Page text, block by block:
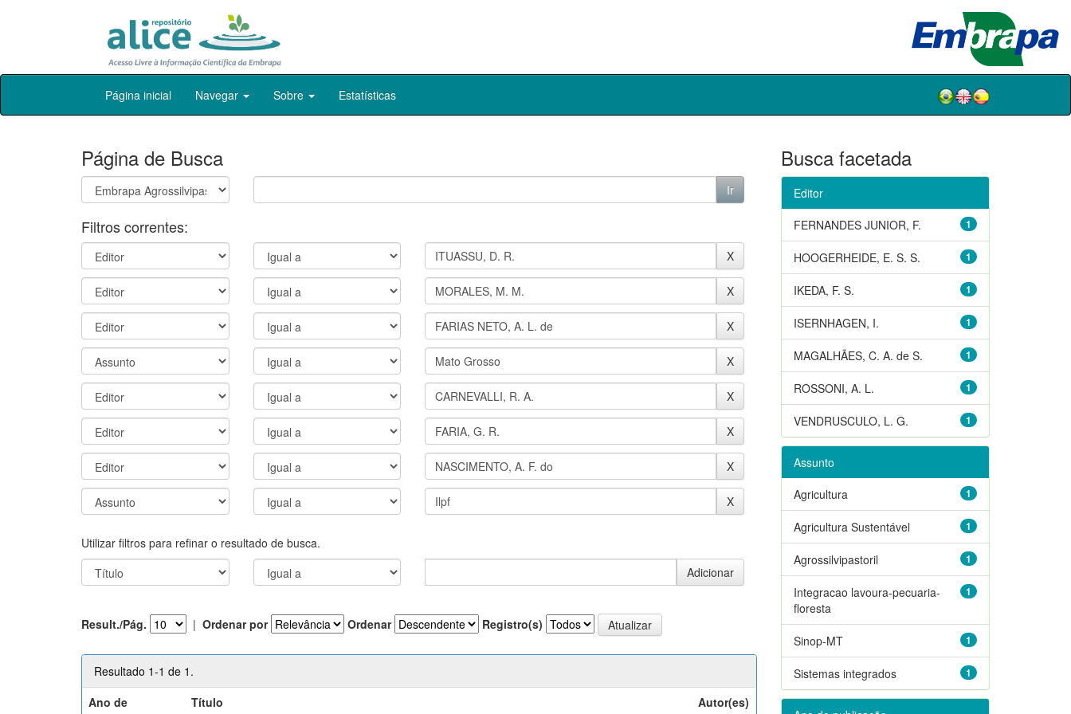
Skip
Página inicial Navegar Sobre Estatísticas
Página de Busca
Filtros correntes:
Utilizar filtros para refinar o resultado de busca.
Result./Pág. | Ordenar por Ordenar Registro(s)
Resultado 1-1 de 1.
Ano de
Título Autor(es)
Busca facetada
Editor
1
FERNANDES JUNIOR, F.
1
HOOGERHEIDE, E. S. S.
1
IKEDA, F. S.
1
ISERNHAGEN, I.
1
MAGALHÃES, C. A. de S.
1
ROSSONI, A. L.
1
VENDRUSCULO, L. G.
Assunto
1
Agricultura
1
Agricultura Sustentável
1
Agrossilvipastoril
1
Integracao lavoura-pecuaria-
floresta
1
Sinop-MT
1
Sistemas integrados